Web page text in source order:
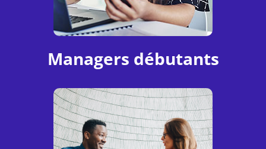
Managers débutants